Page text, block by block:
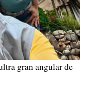
gran angular de